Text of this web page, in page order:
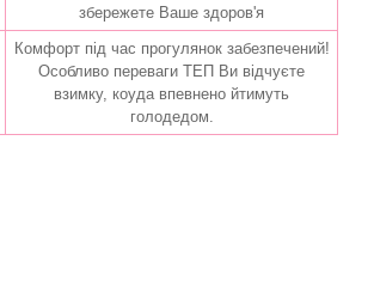
збережете Ваше здоров'я
Комфорт під час прогулянок забезпечений!
Особливо переваги ТЕП Ви відчуєте
взимку, коуда впевнено йтимуть
голодедом.